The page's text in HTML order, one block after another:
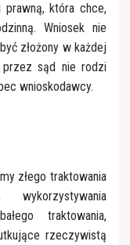
która chce,
Wniosek nie
złożony w każdej
sąd nie rodzi
wnioskodawcy.
złego traktowania
traktowania,
rzeczywistą